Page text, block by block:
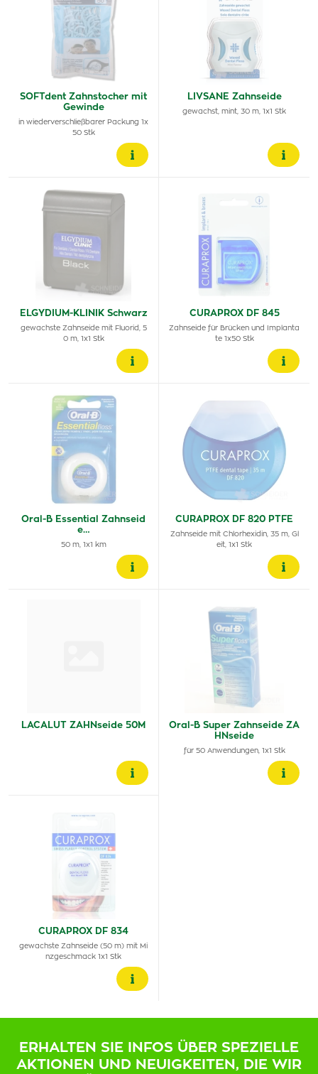
SOFTdent Zahnstocher mit
Gewinde
in wiederverschließbarer Packung 1x
50 Stk
LIVSANE Zahnseide
gewachst, mint, 30 m, 1x1 Stk
ELGYDIUM-KLINIK Schwarz
gewachste Zahnseide mit Fluorid, 5
0 m, 1x1 Stk
CURAPROX DF 845
Zahnseide für Brücken und Implanta
te 1x50 Stk
Oral-B Essential Zahnseid
e…
50 m, 1x1 km
CURAPROX DF 820 PTFE
Zahnseide mit Chlorhexidin, 35 m, Gl
eit, 1x1 Stk
LACALUT ZAHNseide 50M
Oral-B Super Zahnseide ZA
HNseide
für 50 Anwendungen, 1x1 Stk
CURAPROX DF 834
gewachste Zahnseide (50 m) mit Mi
nzgeschmack 1x1 Stk
ERHALTEN SIE INFOS ÜBER SPEZIELLE
AKTIONEN UND NEUIGKEITEN, DIE WIR